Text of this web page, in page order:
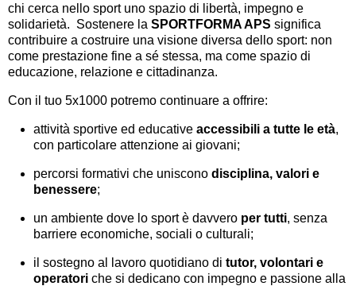
chi cerca nello sport uno spazio di libertà, impegno e
solidarietà. Sostenere la SPORTFORMA APS significa
contribuire a costruire una visione diversa dello sport: non
come prestazione fine a sé stessa, ma come spazio di
educazione, relazione e cittadinanza.
Con il tuo 5x1000 potremo continuare a offrire:
attività sportive ed educative accessibili a tutte le età,
con particolare attenzione ai giovani;
percorsi formativi che uniscono disciplina, valori e
benessere;
un ambiente dove lo sport è davvero per tutti, senza
barriere economiche, sociali o culturali;
il sostegno al lavoro quotidiano di tutor, volontari e
operatori che si dedicano con impegno e passione alla